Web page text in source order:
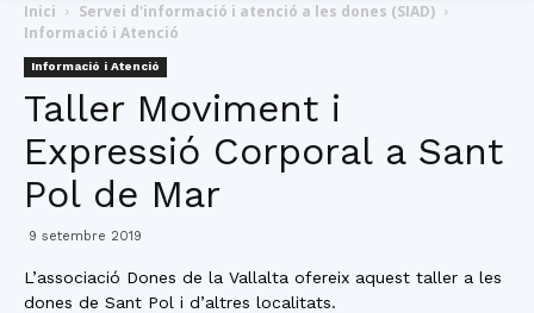
Maresme
Inici
Servei d'informació i atenció a les dones (SIAD)
Informació i Atenció
Informació i Atenció
Taller Moviment i
Expressió Corporal a Sant
Pol de Mar
9 setembre 2019
L’associació Dones de la Vallalta ofereix aquest taller a les
dones de Sant Pol i d’altres localitats.